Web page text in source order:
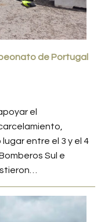
de Portugal
el
entre el 3 y el 4
Sul e